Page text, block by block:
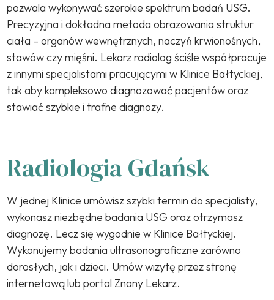
pozwala wykonywać szerokie spektrum badań USG.
Precyzyjna i dokładna metoda obrazowania struktur
ciała – organów wewnętrznych, naczyń krwionośnych,
stawów czy mięśni. Lekarz radiolog ściśle współpracuje
z innymi specjalistami pracującymi w Klinice Bałtyckiej,
tak aby kompleksowo diagnozować pacjentów oraz
stawiać szybkie i trafne diagnozy.
Radiologia Gdańsk
W jednej Klinice umówisz szybki termin do specjalisty,
wykonasz niezbędne badania USG oraz otrzymasz
diagnozę. Lecz się wygodnie w Klinice Bałtyckiej.
Wykonujemy badania ultrasonograficzne zarówno
dorosłych, jak i dzieci. Umów wizytę przez stronę
internetową lub portal Znany Lekarz.